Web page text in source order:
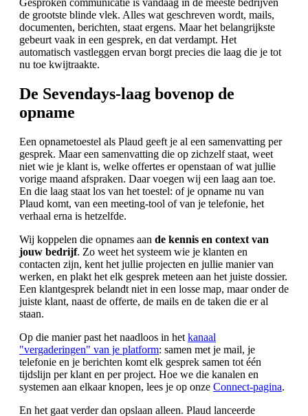
Gesproken communicatie is vandaag in de meeste bedrijven
de grootste blinde vlek. Alles wat geschreven wordt, mails,
documenten, berichten, staat ergens. Maar het belangrijkste
gebeurt vaak in een gesprek, en dat verdampt. Het
automatisch vastleggen ervan borgt precies die laag die je tot
nu toe kwijtraakte.
De Sevendays-laag bovenop de
opname
Een opnametoestel als Plaud geeft je al een samenvatting per
gesprek. Maar een samenvatting die op zichzelf staat, weet
niet wie je klant is, welke offertes er openstaan of wat jullie
vorige maand afspraken. Daar voegen wij een laag aan toe.
En die laag staat los van het toestel: of je opname nu van
Plaud komt, van een meeting-tool of van je telefonie, het
verhaal erna is hetzelfde.
Wij koppelen die opnames aan de kennis en context van
jouw bedrijf. Zo weet het systeem wie je klanten en
contacten zijn, kent het jullie projecten en jullie manier van
werken, en plakt het elk gesprek meteen aan het juiste dossier.
Een klantgesprek belandt niet in een losse map, maar onder de
juiste klant, naast de offerte, de mails en de taken die er al
staan.
Op die manier past het naadloos in het kanaal
"vergaderingen" van je platform: samen met je mail, je
telefonie en je berichten komt elk gesprek samen tot één
tijdslijn per klant en per project. Hoe we die kanalen en
systemen aan elkaar knopen, lees je op onze Connect-pagina.
En het gaat verder dan opslaan alleen. Plaud lanceerde